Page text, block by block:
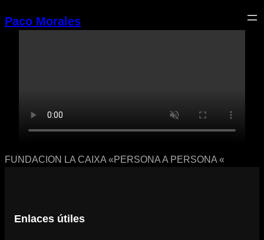
al
Paco Morales
FUNDACION LA CAIXA «PERSONA A PERSONA «
Enlaces útiles